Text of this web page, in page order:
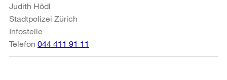
Judith Hödl
Stadtpolizei Zürich
Infostelle
Telefon 044 411 91 11